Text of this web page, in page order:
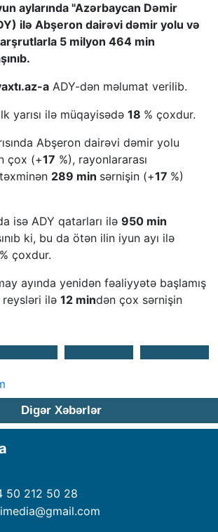
aylarında "Azərbaycan Dəmir
ilə Abşeron dairəvi dəmir yolu və
5 milyon 464 min
a ADY-dən məlumat verilib.
yarısı ilə müqayisədə 18 % çoxdur.
Abşeron dairəvi dəmir yolu
çox (+17 %), rayonlararası
289 min sərnişin (+17 %)
isə ADY qatarları ilə 950 min
ki, bu da ötən ilin iyun ayı ilə
% çoxdur.
ayında yenidən fəaliyyətə başlamış
reysləri ilə 12 mindən çox sərnişin
Digər Xəbərlər
50 212 50 28
@gmail.com